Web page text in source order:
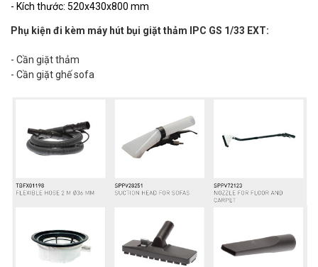
- Kích thước: 520x430x800 mm
Phụ kiện đi kèm máy hút bụi giặt thảm IPC GS 1/33 EXT:
- Cần giặt thảm
- Cần giặt ghế sofa